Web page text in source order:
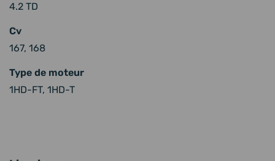
4.2 TD
Cv
167, 168
Type de moteur
1HD-FT, 1HD-T